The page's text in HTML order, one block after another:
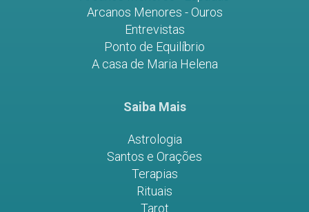
Arcanos Menores - Ouros
Entrevistas
Ponto de Equilíbrio
A casa de Maria Helena
Saiba Mais
Astrologia
Santos e Orações
Terapias
Rituais
Tarot